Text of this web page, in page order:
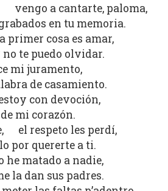
vengo a cantarte, paloma,
en tu memoria.
cosa es amar,
te puedo olvidar.
mi juramento,
de casamiento.
con devoción,
mi corazón.
el respeto les perdí,
por quererte a ti.
matado a nadie,
la dan sus padres.